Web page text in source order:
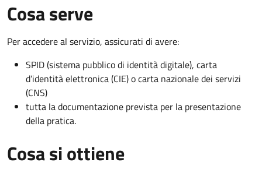
Cosa serve
Per accedere al servizio, assicurati di avere:
SPID (sistema pubblico di identità digitale), carta
d’identità elettronica (CIE) o carta nazionale dei servizi
(CNS)
tutta la documentazione prevista per la presentazione
della pratica.
Cosa si ottiene